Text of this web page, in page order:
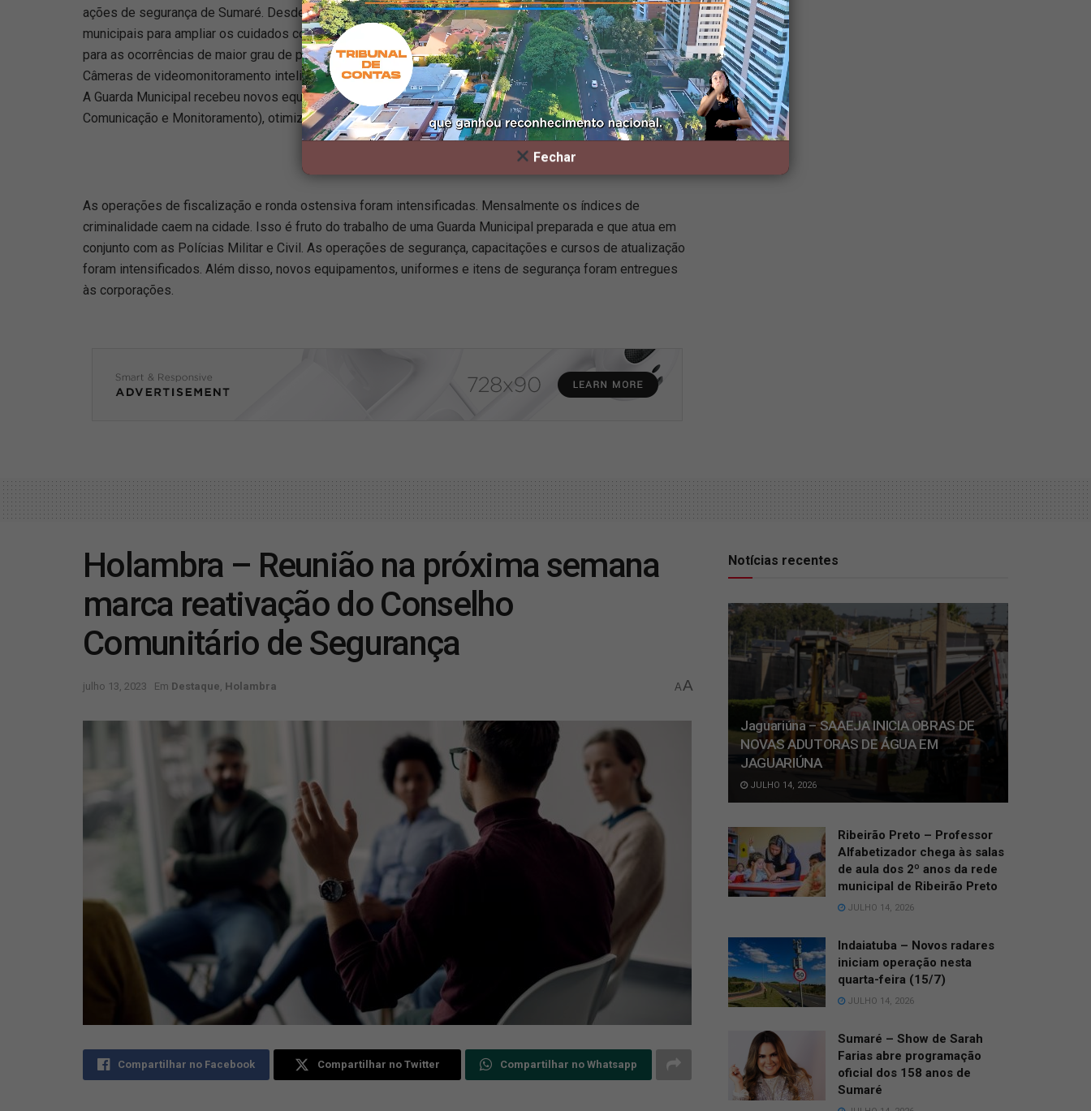
Fechar
ações de segurança de Sumaré. Desde 2017, diversos investimentos foram feitos nas corporações
municipais para ampliar os cuidados com a população. Foi criado o ROMU (Ronda Ostensiva Municipal)
para as ocorrências de maior grau de periculosidade. O sistema de videomonitoramento foi ampliado.
Câmeras de videomonitoramento inteligentes foram instaladas nas principais entradas e saídas da cidade.
A Guarda Municipal recebeu novos equipamentos para aperfeiçoamento da CECOM (Central de
Comunicação e Monitoramento), otimizando os serviços.
As operações de fiscalização e ronda ostensiva foram intensificadas. Mensalmente os índices de
criminalidade caem na cidade. Isso é fruto do trabalho de uma Guarda Municipal preparada e que atua em
conjunto com as Polícias Militar e Civil. As operações de segurança, capacitações e cursos de atualização
foram intensificados. Além disso, novos equipamentos, uniformes e itens de segurança foram entregues
às corporações.
Holambra – Reunião na próxima semana
marca reativação do Conselho
Comunitário de Segurança
julho 13, 2023 Em Destaque Holambra A A
Compartilhar no Facebook Compartilhar no Twitter Compartilhar no Whatsapp
Notícias recentes
Jaguariúna – SAAEJA INICIA OBRAS DE
NOVAS ADUTORAS DE ÁGUA EM
JAGUARIÚNA
JULHO 14, 2026
Ribeirão Preto – Professor
Alfabetizador chega às salas
de aula dos 2º anos da rede
municipal de Ribeirão Preto
JULHO 14, 2026
Indaiatuba – Novos radares
iniciam operação nesta
quarta-feira (15/7)
JULHO 14, 2026
Sumaré – Show de Sarah
Farias abre programação
oficial dos 158 anos de
Sumaré